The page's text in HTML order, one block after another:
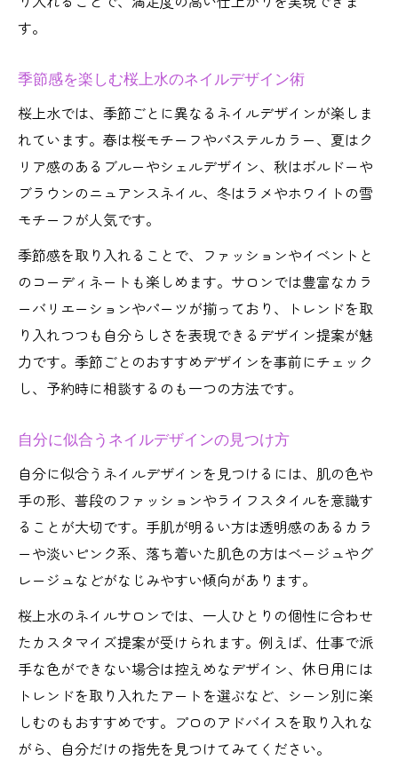
す。
季節感を楽しむ桜上水のネイルデザイン術
桜上水では、季節ごとに異なるネイルデザインが楽しま
れています。春は桜モチーフやパステルカラー、夏はク
リア感のあるブルーやシェルデザイン、秋はボルドーや
ブラウンのニュアンスネイル、冬はラメやホワイトの雪
モチーフが人気です。
季節感を取り入れることで、ファッションやイベントと
のコーディネートも楽しめます。サロンでは豊富なカラ
ーバリエーションやパーツが揃っており、トレンドを取
り入れつつも自分らしさを表現できるデザイン提案が魅
力です。季節ごとのおすすめデザインを事前にチェック
し、予約時に相談するのも一つの方法です。
自分に似合うネイルデザインの見つけ方
自分に似合うネイルデザインを見つけるには、肌の色や
手の形、普段のファッションやライフスタイルを意識す
ることが大切です。手肌が明るい方は透明感のあるカラ
ーや淡いピンク系、落ち着いた肌色の方はベージュやグ
レージュなどがなじみやすい傾向があります。
桜上水のネイルサロンでは、一人ひとりの個性に合わせ
たカスタマイズ提案が受けられます。例えば、仕事で派
手な色ができない場合は控えめなデザイン、休日用には
トレンドを取り入れたアートを選ぶなど、シーン別に楽
しむのもおすすめです。プロのアドバイスを取り入れな
がら、自分だけの指先を見つけてみてください。